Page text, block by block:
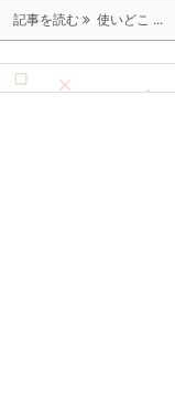
記事を読む 使いどこ ...